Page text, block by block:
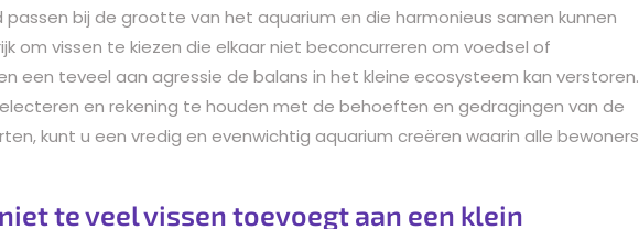
bij de grootte van het aquarium en die harmonieus samen kunnen
om vissen te kiezen die elkaar niet beconcurreren om voedsel of
een teveel aan agressie de balans in het kleine ecosysteem kan verstoren.
en rekening te houden met de behoeften en gedragingen van de
kunt u een vredig en evenwichtig aquarium creëren waarin alle bewoners
te veel vissen toevoegt aan een klein